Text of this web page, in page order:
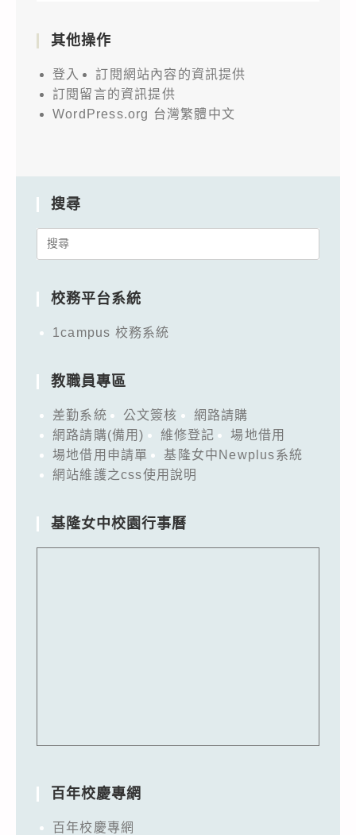
其他操作
登入
訂閱網站內容的資訊提供
訂閱留言的資訊提供
WordPress.org 台灣繁體中文
搜尋
Search
校務平台系統
1campus 校務系統
教職員專區
差勤系統 公文簽核
網路請購
網路請購(備用)
維修登記
場地借用
場地借用申請單
基隆女中Newplus系統
網站維護之css使用說明
基隆女中校園行事曆
百年校慶專網
百年校慶專網